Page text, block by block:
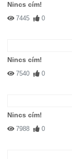
Nincs cím!
7445 0
Nincs cím!
7540 0
Nincs cím!
7988 0